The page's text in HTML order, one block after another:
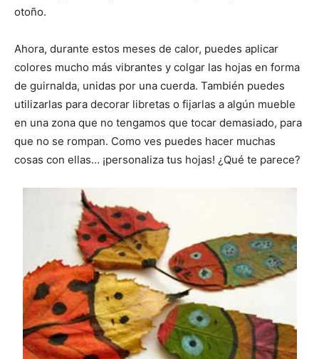
otoño.
Ahora, durante estos meses de calor, puedes aplicar
colores mucho más vibrantes y colgar las hojas en forma
de guirnalda, unidas por una cuerda. También puedes
utilizarlas para decorar libretas o fijarlas a algún mueble
en una zona que no tengamos que tocar demasiado, para
que no se rompan. Como ves puedes hacer muchas
cosas con ellas… ¡personaliza tus hojas! ¿Qué te parece?